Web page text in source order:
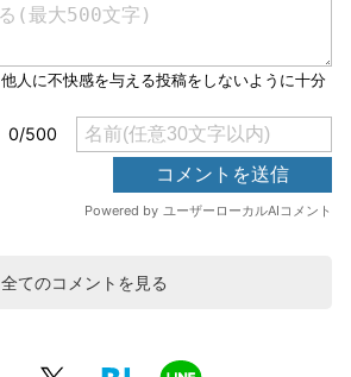
全てのコメントを見る